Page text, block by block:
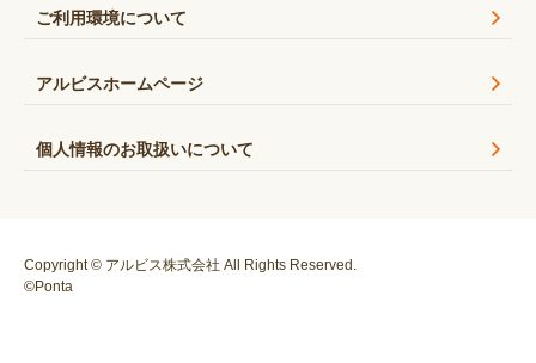
ご利用環境について
アルビスホームページ
個人情報のお取扱いについて
Copyright © アルビス株式会社 All Rights Reserved.
©Ponta